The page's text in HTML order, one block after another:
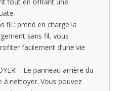
tout en offrant une
fil : prend en charge la
sans fil, vous
facilement d’une vie
– Le panneau arrière du
à nettoyer. Vous pouvez